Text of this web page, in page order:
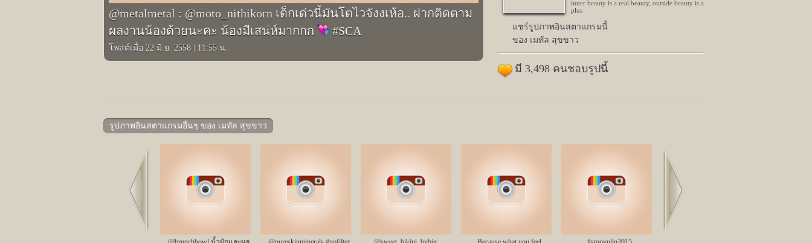
@metalmetal : @moto_nithikorn เด็กเด่วนี้มันโตไวจังงเห้อ.. ฝากติดตาม
ผลงานน้องด้วยนะคะ น้องมีเสน่ห์มากกก
#SCA
โพสต์เมื่อ 22 มิ.ย. 2558 11:55 น.
inner beauty is a real beauty, outside beauty is a
plus
แชร์รูปภาพอินสตาแกรมนี้
ของ เมทัล สุขขาว
มี 3,498 คนชอบรูปนี้
รูปภาพอินสตาแกรมอื่นๆ ของ เมทัล สุขขาว